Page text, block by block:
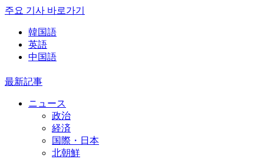
주요 기사 바로가기
韓国語
英語
中国語
最新記事
ニュース
政治
経済
国際・日本
北朝鮮